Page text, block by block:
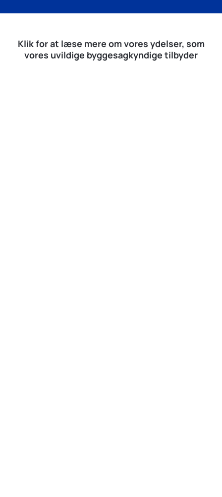
og at alle parter er fuldt tilfredse med det færdige
Klik for at læse mere om vores ydelser, som
vores uvildige byggesagkyndige tilbyder